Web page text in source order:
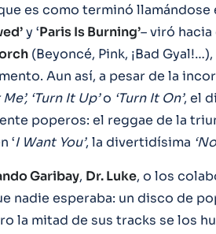
es como terminó
y ‘Paris Is Burning’– viró
(Beyoncé, Pink, ¡Bad
Aun así, a pesar de la
‘Turn It Up’o ‘Turn It On’, el
poperos: el reggae de la
‘I Want You’, la divertidísima
Garibay, Dr. Luke, o los
nadie esperaba: un disco de
la mitad de sus tracks se los